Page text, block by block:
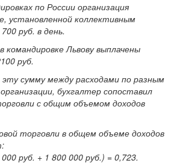
по России организация
установленной коллективным
руб. в день.
командировке Львову выплачены
руб.
сумму между расходами по разным
бухгалтер сопоставил
с общим объемом доходов
торговли в общем объеме доходов
руб. + 1 800 000 руб.) = 0,723.